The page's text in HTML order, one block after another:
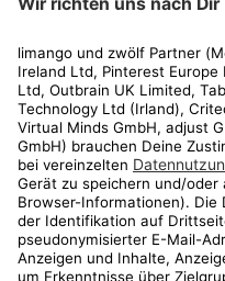
Kundenservice
Shop
Aktionen
Travel